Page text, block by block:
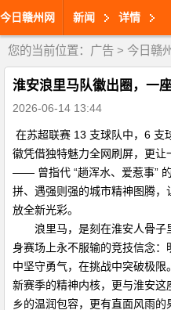
今日赣州网 新闻 详情
您的当前位置： 广告 > 今日赣
淮安浪里马队徽出圈，一
2026-06-14 13:44
在苏超联赛 13 支球队中，6 支
徽凭借独特魅力全网刷屏，更
—— 曾指代 “趟浑水、爱惹事”
拼、遇强则强的城市精神图腾
放全新光彩。
浪里马，是刻在淮安人骨
身赛场上永不服输的竞技信念
中坚守勇气，在挑战中突破极
新赛季的精神内核，更与淮安
乡的温润包容，更有直面风雨的